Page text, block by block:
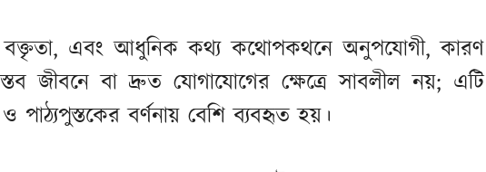
বক্তৃতা, এবং আধুনিক কথ্য কথোপকথনে অনুপযোগী, কারণ
জীবনে বা দ্রুত যোগাযোগের ক্ষেত্রে সাবলীল নয়; এটি
পাঠ্যপুস্তকের বর্ণনায় বেশি ব্যবহৃত হয়।